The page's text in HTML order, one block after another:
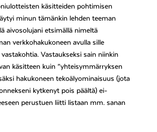
käsitteiden pohtimisen
minun tämänkin lehden teeman
aivosolujani etsimällä nimeltä
verkkohakukoneen avulla sille
Vastaukseksi sain niinkin
käsitteen kuin ”yhteisymmärryksen
hakukoneen tekoälyominaisuus (jota
kytkenyt pois päältä) ei-
perustuen liitti listaan mm. sanan